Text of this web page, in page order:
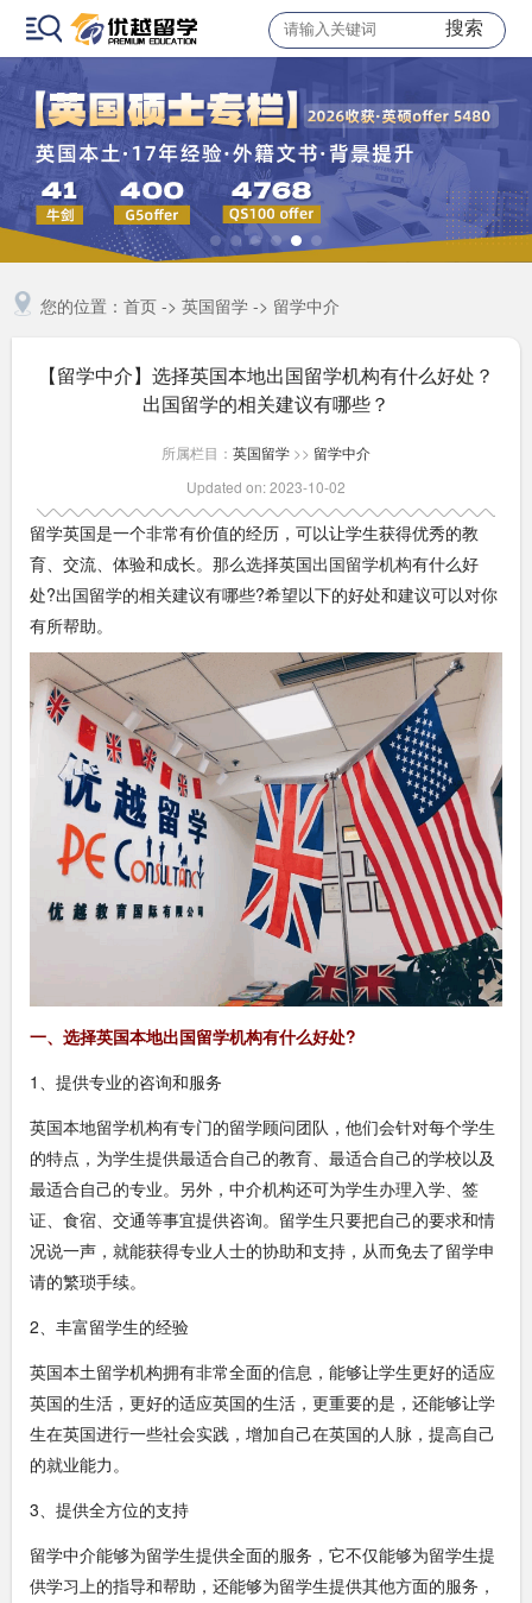
搜索
您的位置： 首页-> 英国留学-> 留学中介
【留学中介】选择英国本地出国留学机构有什么好处？
出国留学的相关建议有哪些？
所属栏目： 英国留学 >> 留学中介
Updated on: 2023-10-02
留学英国是一个非常有价值的经历，可以让学生获得优秀的教
育、交流、体验和成长。那么选择英国出国留学机构有什么好
处?出国留学的相关建议有哪些?希望以下的好处和建议可以对你
有所帮助。
一、选择英国本地出国留学机构有什么好处?
1、提供专业的咨询和服务
英国本地留学机构有专门的留学顾问团队，他们会针对每个学生
的特点，为学生提供最适合自己的教育、最适合自己的学校以及
最适合自己的专业。另外，中介机构还可为学生办理入学、签
证、食宿、交通等事宜提供咨询。留学生只要把自己的要求和情
况说一声，就能获得专业人士的协助和支持，从而免去了留学申
请的繁琐手续。
2、丰富留学生的经验
英国本土留学机构拥有非常全面的信息，能够让学生更好的适应
英国的生活，更好的适应英国的生活，更重要的是，还能够让学
生在英国进行一些社会实践，增加自己在英国的人脉，提高自己
的就业能力。
3、提供全方位的支持
留学中介能够为留学生提供全面的服务，它不仅能够为留学生提
供学习上的指导和帮助，还能够为留学生提供其他方面的服务，